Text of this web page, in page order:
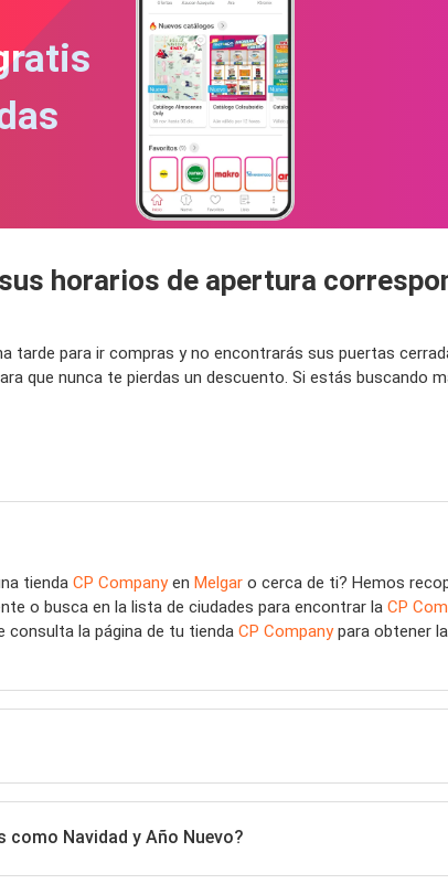
horarios de apertura
tarde para ir compras y no encontrarás sus puertas
que nunca te pierdas un descuento. Si estás buscando
tienda CP Companyen Melgar o cerca de ti? Hemos
o busca en la lista de ciudades para encontrar la CP
consulta la página de tu tienda CP Companypara obtener
Navidad y Año Nuevo?